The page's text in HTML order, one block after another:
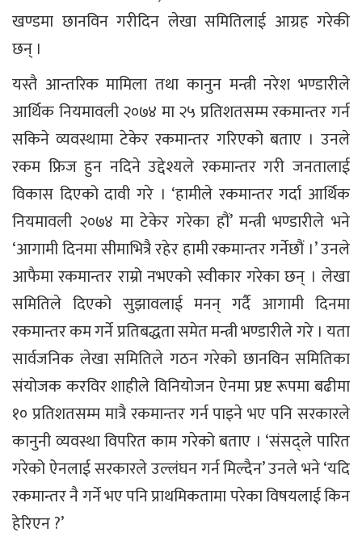
खण्डमा छानविन गरीदिन लेखा समितिलाई आग्रह गरेकी
छन् ।
यस्तै आन्तरिक मामिला तथा कानुन मन्त्री नरेश भण्डारीले
आर्थिक नियमावली २०७४ मा २५ प्रतिशतसम्म रकमान्तर गर्न
सकिने व्यवस्थामा टेकेर रकमान्तर गरिएको बताए । उनले
रकम फ्रिज हुन नदिने उद्देश्यले रकमान्तर गरी जनतालाई
विकास दिएको दावी गरे । ‘हामीले रकमान्तर गर्दा आर्थिक
नियमावली २०७४ मा टेकेर गरेका हौं’ मन्त्री भण्डारीले भने
‘आगामी दिनमा सीमाभित्रै रहेर हामी रकमान्तर गर्नेछौं ।’ उनले
आफैमा रकमान्तर राम्रो नभएको स्वीकार गरेका छन् । लेखा
समितिले दिएको सुझावलाई मनन् गर्दै आगामी दिनमा
रकमान्तर कम गर्ने प्रतिबद्धता समेत मन्त्री भण्डारीले गरे । यता
सार्वजनिक लेखा समितिले गठन गरेको छानविन समितिका
संयोजक करविर शाहीले विनियोजन ऐनमा प्रष्ट रूपमा बढीमा
१० प्रतिशतसम्म मात्रै रकमान्तर गर्न पाइने भए पनि सरकारले
कानुनी व्यवस्था विपरित काम गरेको बताए । ‘संसद्ले पारित
गरेको ऐनलाई सरकारले उल्लंघन गर्न मिल्दैन’ उनले भने ‘यदि
रकमान्तर नै गर्ने भए पनि प्राथमिकतामा परेका विषयलाई किन
हेरिएन ?’